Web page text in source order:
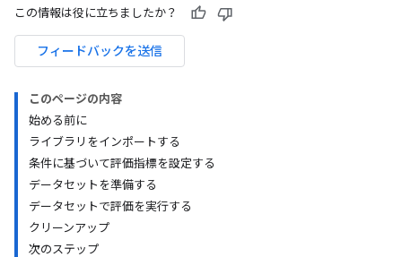
この情報は役に立ちましたか？
フィードバックを送信
このページの内容
始める前に
ライブラリをインポートする
条件に基づいて評価指標を設定する
データセットを準備する
データセットで評価を実行する
クリーンアップ
次のステップ